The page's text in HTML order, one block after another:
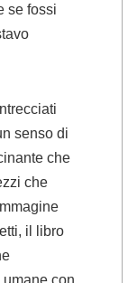
se fossi
senso di
che
che
il libro
con